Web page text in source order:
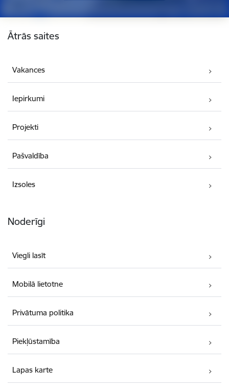
Ātrās saites
Vakances
Iepirkumi
Projekti
Pašvaldība
Izsoles
Noderīgi
Viegli lasīt
Mobilā lietotne
Privātuma politika
Piekļūstamība
Lapas karte